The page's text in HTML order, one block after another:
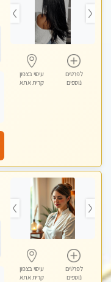
לפרטים
נוספים
עיסוי בצפון
קרית אתא
לפרטים
נוספים
עיסוי בצפון
קרית אתא